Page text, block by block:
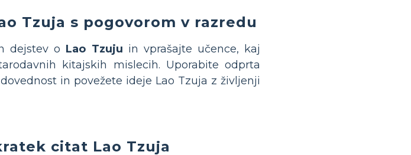
Tzuja s pogovorom v razredu
dejstev o Lao Tzuju in vprašajte učence, kaj
kitajskih mislecih. Uporabite odprta
in povežete ideje Lao Tzuja z življenji
citat Lao Tzuja